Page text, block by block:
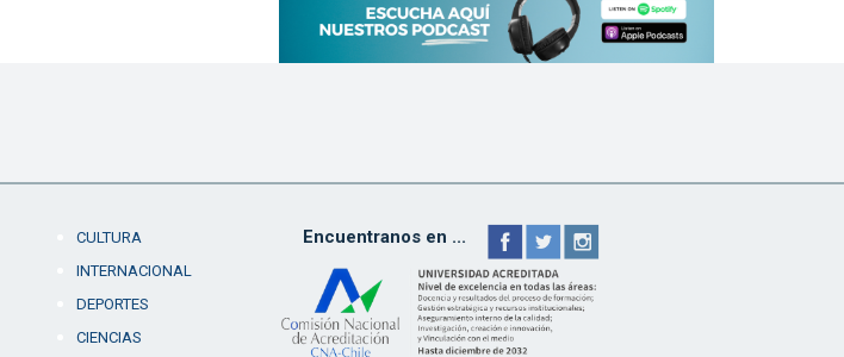
CULTURA
INTERNACIONAL
DEPORTES
CIENCIAS
Encuentranos en ...